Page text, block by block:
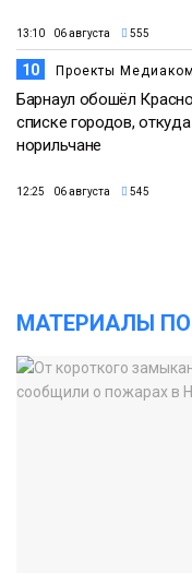
13:10 06 августа 555
10 Проекты
Барнаул обошёл
списке городов,
норильчане
12:25 06 августа 545
МАТЕРИАЛЫ ПО